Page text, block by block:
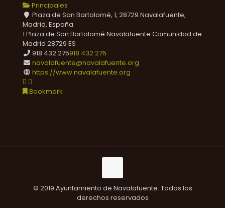
Principales
Plaza de San Bartolomé, 1, 28729 Navalafuente,
Madrid, España
1 Plaza de San Bartolomé Navalafuente Comunidad de
Madrid 28729 ES
918 432 275918 432 275
navalafuente@navalafuente.org
https://www.navalafuente.org
Bookmark
© 2019 Ayuntamiento de Navalafuente. Todos los
derechos reservados